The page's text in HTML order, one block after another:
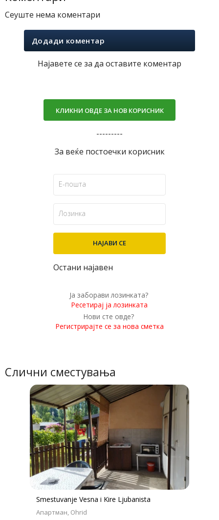
Слични сместувања
Smestuvanje Vesna i Kire Ljubanista
Апартман Ohrid
Сеуште нема коментари
Додади коментар
Најавете се за да оставите коментар
КЛИКНИ ОВДЕ ЗА НОВ КОРИСНИК
---------
За веќе постоечки корисник
Остани најавен
Ја заборави лозинката?
Ресетирај ја лозинката
Нови сте овде?
Регистрирајте се за нова сметка